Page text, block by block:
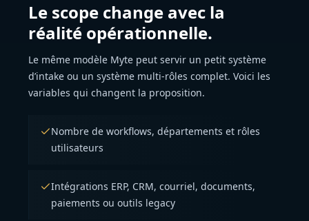
Le scope change avec la
réalité opérationnelle.
Le même modèle Myte peut servir un petit système
d’intake ou un système multi-rôles complet. Voici les
variables qui changent la proposition.
Nombre de workflows, départements et rôles
utilisateurs
Intégrations ERP, CRM, courriel, documents,
paiements ou outils legacy